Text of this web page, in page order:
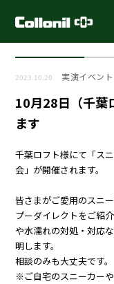
2023.10.20 実演イベント
10月28日（千葉
ます
千葉ロフト様にて「ス
会」が開催されます。
皆さまがご愛用のスニ
プーダイレクトをご紹
や水濡れの対処・対応
明します。
相談のみも大丈夫です。
※ご自宅のスニーカー